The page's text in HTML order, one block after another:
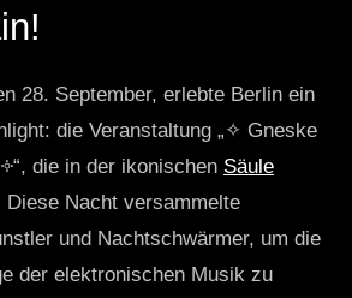
28. September, erlebte Berlin ein
die Veranstaltung „✧ Gneske
die in der ikonischen Säule
Diese Nacht versammelte
und Nachtschwärmer, um die
der elektronischen Musik zu